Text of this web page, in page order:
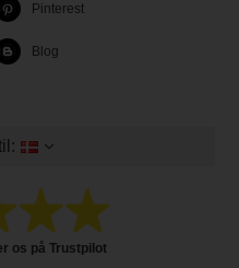
Pinterest
Blog
os på Trustpilot